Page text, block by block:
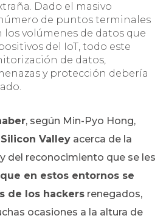
Dado el masivo
de puntos terminales
los volúmenes de datos que
del IoT, todo este
de datos,
y protección debería
, según Min-Pyo Hong,
Valley acerca de la
del reconocimiento que se les
en estos entornos se
de los hackers renegados,
ocasiones a la altura de